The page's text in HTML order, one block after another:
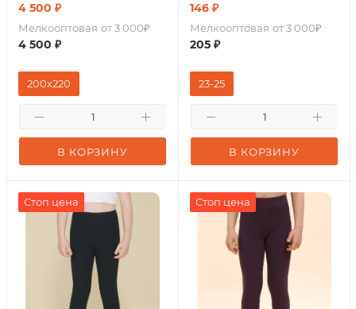
4 500 ₽
Мелкооптовая от 3 000₽
4 500 ₽
В КОРЗИНУ
200х220
146 ₽
Мелкооптовая от 3 000₽
205 ₽
В КОРЗИНУ
23-25
Стоп цена Стоп цена